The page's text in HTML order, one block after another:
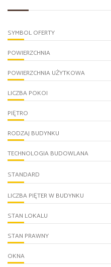
SYMBOL OFERTY
POWIERZCHNIA
POWIERZCHNIA UŻYTKOWA
LICZBA POKOI
PIĘTRO
RODZAJ BUDYNKU
TECHNOLOGIA BUDOWLANA
STANDARD
LICZBA PIĘTER W BUDYNKU
STAN LOKALU
STAN PRAWNY
OKNA